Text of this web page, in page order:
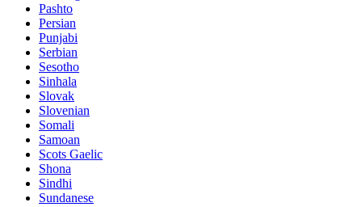
Pashto
Persian
Punjabi
Serbian
Sesotho
Sinhala
Slovak
Slovenian
Somali
Samoan
Scots Gaelic
Shona
Sindhi
Sundanese